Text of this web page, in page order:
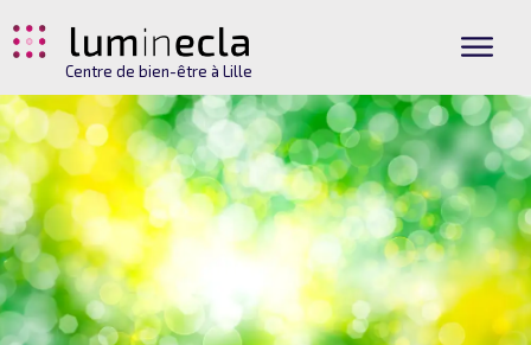
Centre de bien-être à Lille